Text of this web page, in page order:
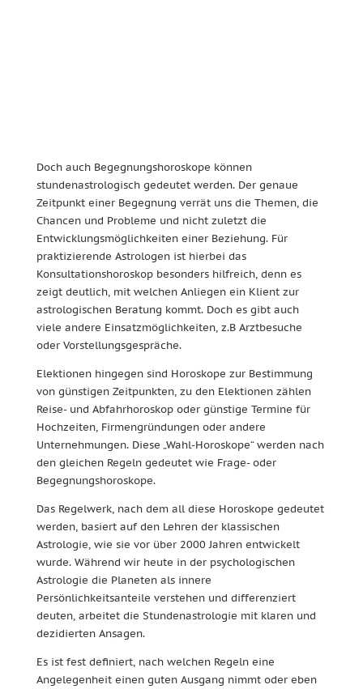
Doch auch Begegnungshoroskope können
stundenastrologisch gedeutet werden. Der genaue
Zeitpunkt einer Begegnung verrät uns die Themen, die
Chancen und Probleme und nicht zuletzt die
Entwicklungsmöglichkeiten einer Beziehung. Für
praktizierende Astrologen ist hierbei das
Konsultationshoroskop besonders hilfreich, denn es
zeigt deutlich, mit welchen Anliegen ein Klient zur
astrologischen Beratung kommt. Doch es gibt auch
viele andere Einsatzmöglichkeiten, z.B Arztbesuche
oder Vorstellungsgespräche.
Elektionen hingegen sind Horoskope zur Bestimmung
von günstigen Zeitpunkten, zu den Elektionen zählen
Reise- und Abfahrhoroskop oder günstige Termine für
Hochzeiten, Firmengründungen oder andere
Unternehmungen. Diese „Wahl-Horoskope“ werden nach
den gleichen Regeln gedeutet wie Frage- oder
Begegnungshoroskope.
Das Regelwerk, nach dem all diese Horoskope gedeutet
werden, basiert auf den Lehren der klassischen
Astrologie, wie sie vor über 2000 Jahren entwickelt
wurde. Während wir heute in der psychologischen
Astrologie die Planeten als innere
Persönlichkeitsanteile verstehen und differenziert
deuten, arbeitet die Stundenastrologie mit klaren und
dezidierten Ansagen.
Es ist fest definiert, nach welchen Regeln eine
Angelegenheit einen guten Ausgang nimmt oder eben